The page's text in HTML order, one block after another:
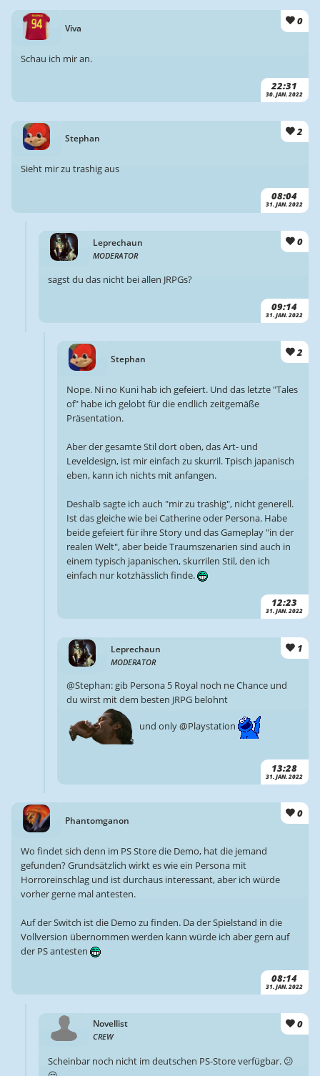
Viva
0
22:31
30. JAN. 2022
Schau ich mir an.
Stephan
2
08:04
31. JAN. 2022
Sieht mir zu trashig aus
Leprechaun
MODERATOR
0
09:14
31. JAN. 2022
sagst du das nicht bei allen JRPGs?
Stephan
2
12:23
31. JAN. 2022
Nope. Ni no Kuni hab ich gefeiert. Und das letzte "Tales
of" habe ich gelobt für die endlich zeitgemäße
Präsentation.
Aber der gesamte Stil dort oben, das Art- und
Leveldesign, ist mir einfach zu skurril. Tpisch japanisch
eben, kann ich nichts mit anfangen.
Deshalb sagte ich auch "mir zu trashig", nicht generell.
Ist das gleiche wie bei Catherine oder Persona. Habe
beide gefeiert für ihre Story und das Gameplay "in der
realen Welt", aber beide Traumszenarien sind auch in
einem typisch japanischen, skurrilen Stil, den ich
einfach nur kotzhässlich finde.
Leprechaun
MODERATOR
1
13:28
31. JAN. 2022
@Stephan: gib Persona 5 Royal noch ne Chance und
du wirst mit dem besten JRPG belohnt
und only @Playstation
Phantomganon
0
08:14
31. JAN. 2022
Wo findet sich denn im PS Store die Demo, hat die jemand
gefunden? Grundsätzlich wirkt es wie ein Persona mit
Horroreinschlag und ist durchaus interessant, aber ich würde
vorher gerne mal antesten.
Auf der Switch ist die Demo zu finden. Da der Spielstand in die
Vollversion übernommen werden kann würde ich aber gern auf
der PS antesten
Novellist
CREW
0
Scheinbar noch nicht im deutschen PS-Store verfügbar. 😕